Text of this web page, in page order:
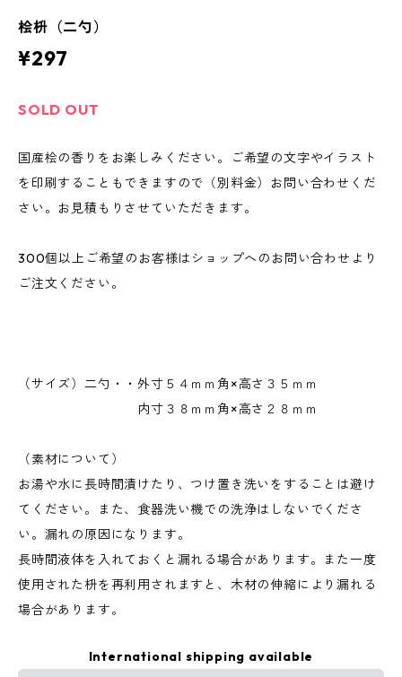
桧枡（二勺）
¥297
SOLD OUT
国産桧の香りをお楽しみください。ご希望の文字やイラスト
を印刷することもできますので（別料金）お問い合わせくだ
さい。お見積もりさせていただきます。
300個以上ご希望のお客様はショップへのお問い合わせより
ご注文ください。
（サイズ）二勺・・外寸５４ｍｍ角×高さ３５ｍｍ
内寸３８ｍｍ角×高さ２８ｍｍ
（素材について）
お湯や水に長時間漬けたり、つけ置き洗いをすることは避け
てください。また、食器洗い機での洗浄はしないでくださ
い。漏れの原因になります。
長時間液体を入れておくと漏れる場合があります。また一度
使用された枡を再利用されますと、木材の伸縮により漏れる
場合があります。
International shipping available